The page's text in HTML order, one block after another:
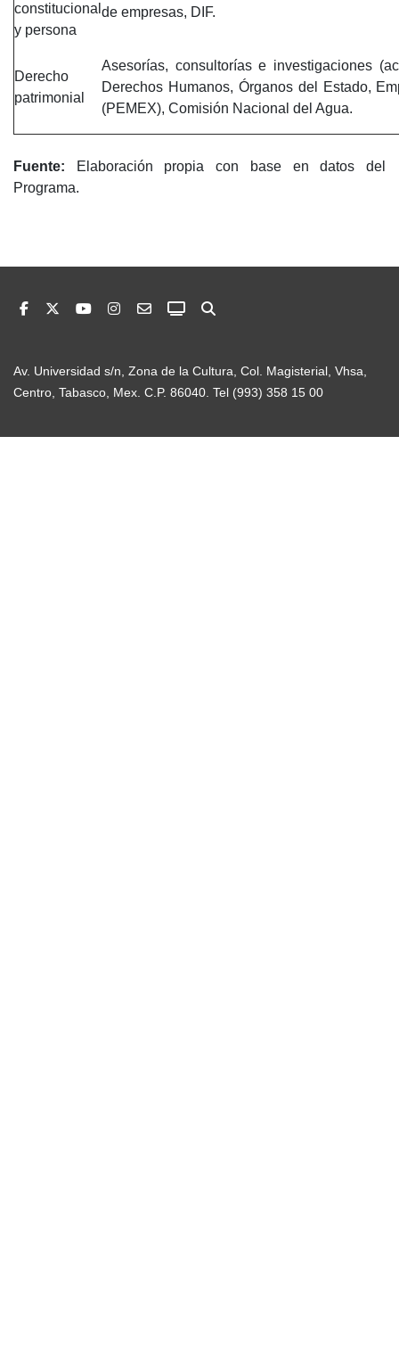
constitucional
y persona
de empresas, DIF.
Derecho
patrimonial
Asesorías, consultorías e investigaciones
Derechos Humanos, Órganos del Estado,
(PEMEX), Comisión Nacional del Agua.
Fuente: Elaboración propia con base en datos del
Programa.
Av. Universidad s/n, Zona de la Cultura, Col. Magisterial, Vhsa,
Centro, Tabasco, Mex. C.P. 86040. Tel (993) 358 15 00